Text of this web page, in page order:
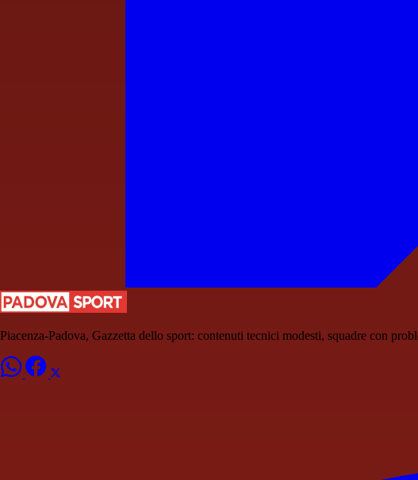
Piacenza-Padova, Gazzetta dello sport: contenuti tecnici modesti, squadre con